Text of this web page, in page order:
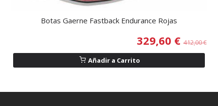
Botas Gaerne Fastback Endurance Rojas
329,60 €412,00 €
Añadir a Carrito